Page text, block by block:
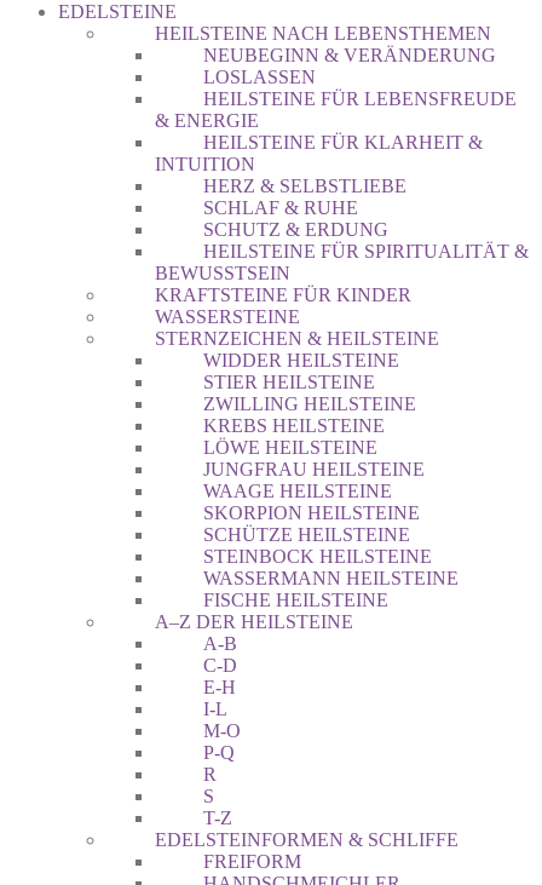
EDELSTEINE
HEILSTEINE NACH LEBENSTHEMEN
NEUBEGINN & VERÄNDERUNG
LOSLASSEN
HEILSTEINE FÜR LEBENSFREUDE
& ENERGIE
HEILSTEINE FÜR KLARHEIT &
INTUITION
HERZ & SELBSTLIEBE
SCHLAF & RUHE
SCHUTZ & ERDUNG
HEILSTEINE FÜR SPIRITUALITÄT &
BEWUSSTSEIN
KRAFTSTEINE FÜR KINDER
WASSERSTEINE
STERNZEICHEN & HEILSTEINE
WIDDER HEILSTEINE
STIER HEILSTEINE
ZWILLING HEILSTEINE
KREBS HEILSTEINE
LÖWE HEILSTEINE
JUNGFRAU HEILSTEINE
WAAGE HEILSTEINE
SKORPION HEILSTEINE
SCHÜTZE HEILSTEINE
STEINBOCK HEILSTEINE
WASSERMANN HEILSTEINE
FISCHE HEILSTEINE
A–Z DER HEILSTEINE
A-B
C-D
E-H
I-L
M-O
P-Q
R
S
T-Z
EDELSTEINFORMEN & SCHLIFFE
FREIFORM